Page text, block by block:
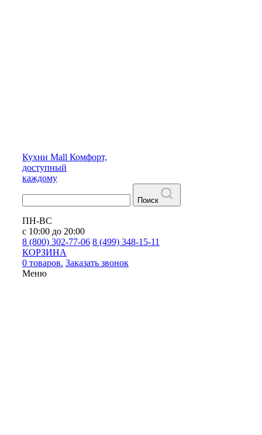
Кухни Mall Комфорт,
доступный
каждому
Поиск
ПН-ВС
с 10:00 до 20:00
8 (800) 302-77-06 8 (499) 348-15-11
КОРЗИНА
0 товаров. Заказать звонок
Меню